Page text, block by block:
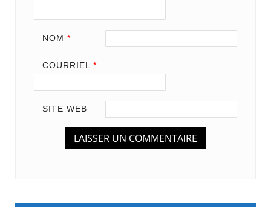
NOM *
COURRIEL *
SITE WEB